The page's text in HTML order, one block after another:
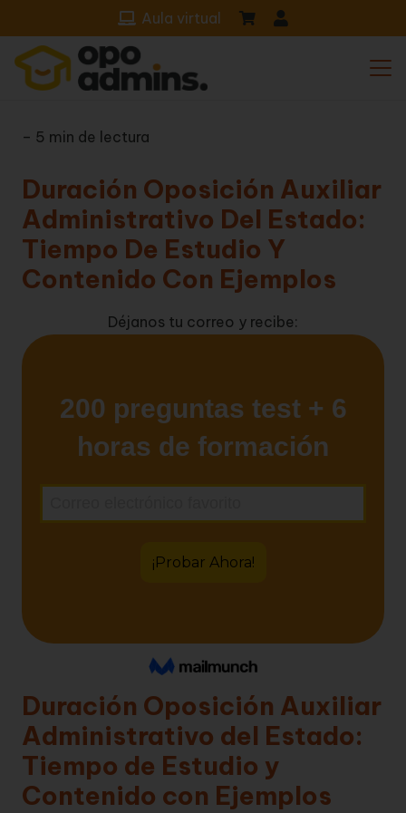
Aula virtual
– 5 min de lectura
Duración Oposición Auxiliar
Administrativo Del Estado:
Tiempo De Estudio Y
Contenido Con Ejemplos
Déjanos tu correo y recibe:
Duración Oposición Auxiliar
Administrativo del Estado:
Tiempo de Estudio y
Contenido con Ejemplos